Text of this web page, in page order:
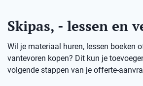
Skipas, - lessen en
Wil je materiaal huren, lessen boeken
vantevoren kopen? Dit kun je
volgende stappen van je offerte-